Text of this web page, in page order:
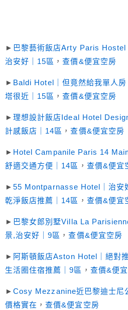
► 巴黎藝術飯店Arty Paris Hostel
治安好｜15區 ，查價&便宜空房
► Baldi Hotel｜但竟然給我單人
塔很近｜15區 ，查價&便宜空房
►理想設計飯店Ideal Hotel
計感飯店｜14區 ，查價&便宜空房
► Hotel Campanile Paris 14
舒適交通方便｜14區 ， 查價&便宜
►55 Montparnasse Hotel｜治安
乾淨飯店推薦｜14區 ， 查價&便宜
► 巴黎女郎別墅Villa La
景,治安好｜9區 ，查價&便宜空房
► 阿斯頓飯店Aston Hotel｜絕對
生活圈住宿推薦｜9區 ， 查價&便
►Cosy Mezzanine近巴黎迪士尼
價格實在 ，查價&便宜空房